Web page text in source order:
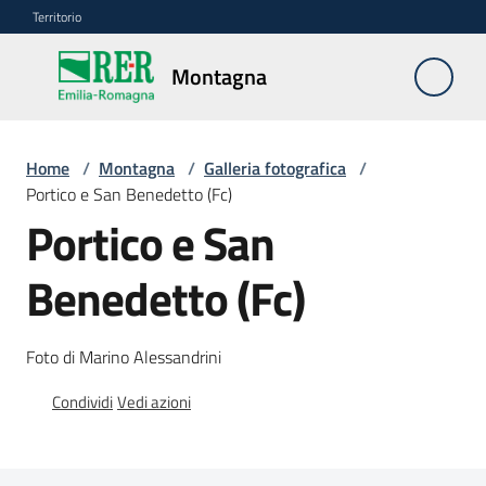
Vai al contenuto
Vai alla navigazione
Vai al footer
Territorio
Montagna
Montagna
Vivere
lavorare
Infrastrutture
e
Home / Montagna / Galleria fotografica /
Portico e San Benedetto (Fc)
Portico e San
Benedetto (Fc)
Foto di Marino Alessandrini
CondividiVedi azioni